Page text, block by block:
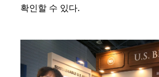
확인할 수 있다.